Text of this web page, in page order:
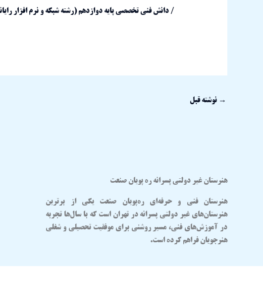
/ دانش فنی تخصصی پایه دوازدهم (رشته شبکه و نرم افزار
→ نوشته قبل
هنرستان غیر دولتی پسرانه ره پویان صنعت
هنرستان فنی و حرفه‌ایره‌پویان صنعت یکی از برترین
هنرستان‌های غیر دولتی پسرانه در تهران است که با سال‌ها تجربه
در آموزش‌های فنی، مسیر روشنی برای موفقیت تحصیلی و شغلی
هنرجویان فراهم کرده است.